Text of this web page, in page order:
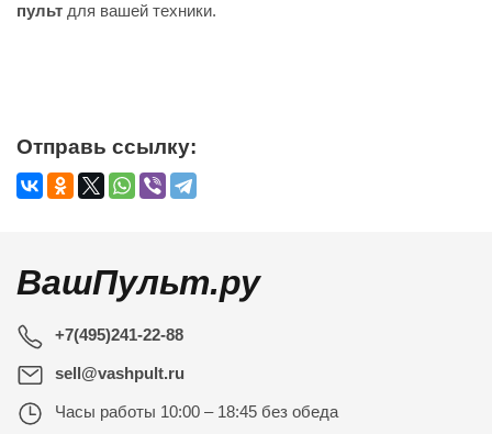
пульт для вашей техники.
Отправь ссылку:
ВашПульт.ру
+7(495)241-22-88
sell@vashpult.ru
Часы работы 10:00 – 18:45 без обеда